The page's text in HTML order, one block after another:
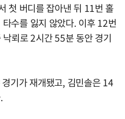
첫 버디를 잡아낸 뒤 11번 홀
수를 잃지 않았다. 이후 12번
뢰로 2시간 55분 동안 경기
기가 재개됐고, 김민솔은 14